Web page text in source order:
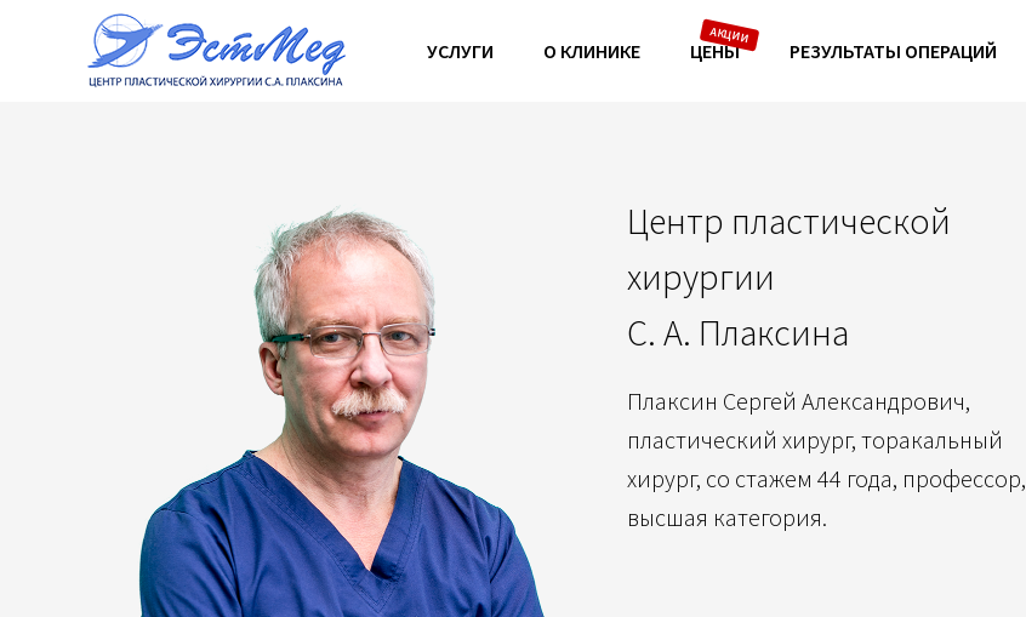
УСЛУГИ О КЛИНИКЕ ЦЕНЫ РЕЗУЛЬТАТЫ ОПЕРАЦИЙ
Центр пластической
хирургии
С. А. Плаксина
Плаксин Сергей Александрович,
пластический хирург, торакальный
хирург, со стажем 44 года, профессор,
высшая категория.